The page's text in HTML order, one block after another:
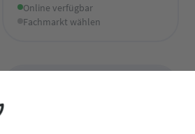
Online verfügbar
Fachmarkt wählen